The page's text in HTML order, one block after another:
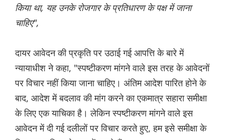
किया था, यह उनके रोजगार के प्रतिधारण के पक्ष में जाना
चाहिए",
दायर आवेदन की प्रकृति पर उठाई गई आपत्ति के बारे में
न्यायाधीश ने कहा, "स्पष्टीकरण मांगने वाले इस तरह के आवेदनों
पर विचार नहीं किया जाना चाहिए। अंतिम आदेश पारित होने के
बाद, आदेश में बदलाव की मांग करने का एकमात्र सहारा समीक्षा
के लिए एक याचिका है। लेकिन स्पष्टीकरण मांगने वाले इस
आवेदन में दी गई दलीलों पर विचार करते हुए, हम इसे समीक्षा के